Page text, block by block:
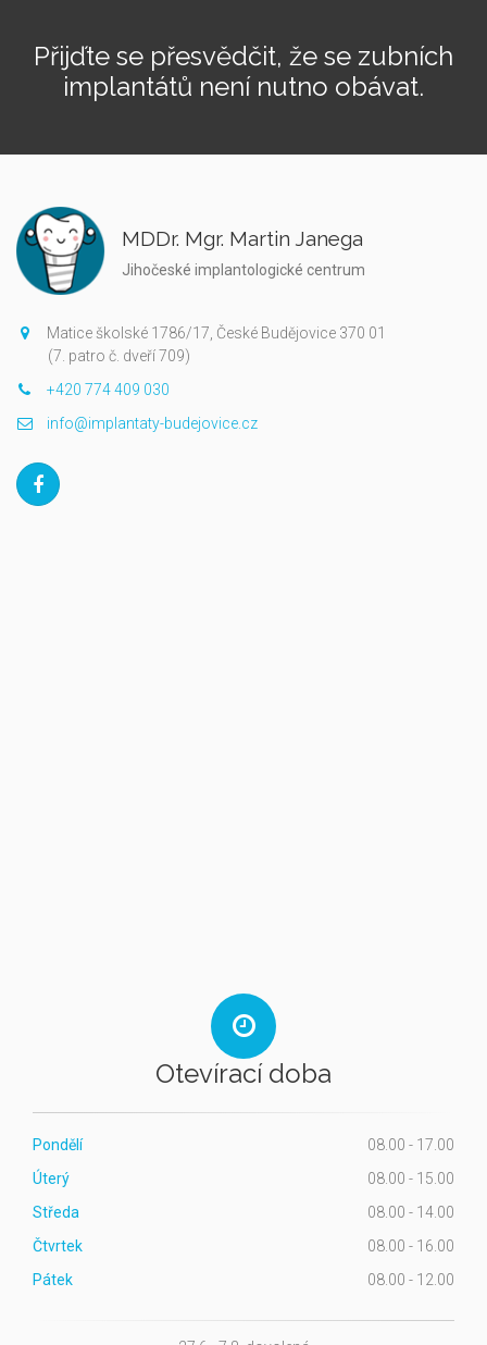
Přijďte se přesvědčit, že se zubních
implantátů není nutno obávat.
MDDr. Mgr. Martin Janega
Jihočeské implantologické centrum
Matice školské 1786/17, České Budějovice 370 01
(7. patro č. dveří 709)
+420 774 409 030
info@implantaty-budejovice.cz
Otevírací doba
Pondělí
08.00 - 17.00
Úterý
08.00 - 15.00
Středa
08.00 - 14.00
Čtvrtek
08.00 - 16.00
Pátek
08.00 - 12.00